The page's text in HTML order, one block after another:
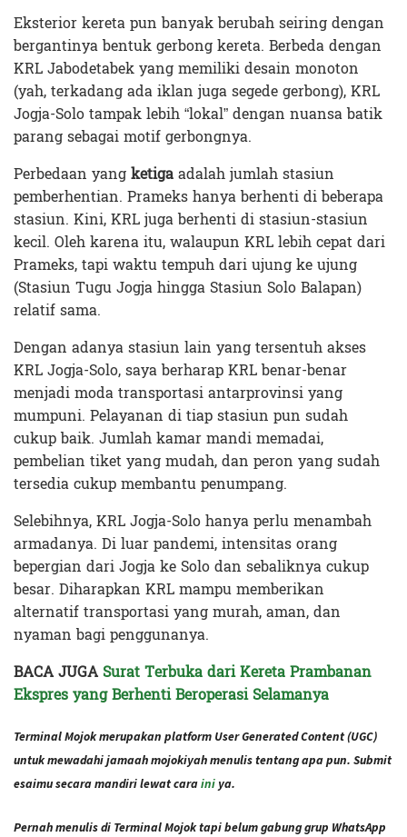
Eksterior kereta pun banyak berubah seiring dengan
bergantinya bentuk gerbong kereta. Berbeda dengan
KRL Jabodetabek yang memiliki desain monoton
(yah, terkadang ada iklan juga segede gerbong), KRL
Jogja-Solo tampak lebih “lokal” dengan nuansa batik
parang sebagai motif gerbongnya.
Perbedaan yangketigaadalah jumlah stasiun
pemberhentian. Prameks hanya berhenti di beberapa
stasiun. Kini, KRL juga berhenti di stasiun-stasiun
kecil. Oleh karena itu, walaupun KRL lebih cepat dari
Prameks, tapi waktu tempuh dari ujung ke ujung
(Stasiun Tugu Jogja hingga Stasiun Solo Balapan)
relatif sama.
Dengan adanya stasiun lain yang tersentuh akses
KRL Jogja-Solo, saya berharap KRL benar-benar
menjadi moda transportasi antarprovinsi yang
mumpuni. Pelayanan di tiap stasiun pun sudah
cukup baik. Jumlah kamar mandi memadai,
pembelian tiket yang mudah, dan peron yang sudah
tersedia cukup membantu penumpang.
Selebihnya, KRL Jogja-Solo hanya perlu menambah
armadanya. Di luar pandemi, intensitas orang
bepergian dari Jogja ke Solo dan sebaliknya cukup
besar. Diharapkan KRL mampu memberikan
alternatif transportasi yang murah, aman, dan
nyaman bagi penggunanya.
BACA JUGA Surat Terbuka dari Kereta Prambanan
Ekspres yang Berhenti Beroperasi Selamanya
Terminal Mojok merupakan platform User Generated Content (UGC)
untuk mewadahi jamaah mojokiyah menulis tentang apa pun. Submit
esaimu secara mandiri lewat caraini ya.
Pernah menulis di Terminal Mojok tapi belum gabung grup WhatsApp